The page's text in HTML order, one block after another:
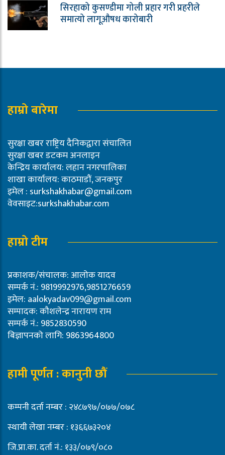
सिरहाको कुसण्डीमा गोली प्रहार गरी प्रहरीले
समात्यो लागूऔषध कारोबारी
हाम्रो बारेमा
सुरक्षा खबर राष्ट्रिय दैनिकद्वारा संचालित
सुरक्षा खबर डटकम अनलाइन
केन्द्रिय कार्यालय: लहान नगरपालिका
शाखा कार्यालय: काठमाडौं, जनकपुर
इमेल : surkshakhabar@gmail.com
वेवसाइट:surkshakhabar.com
हाम्रो टीम
प्रकाशक/संचालक: आलोक यादव
सम्पर्क नं.: 9819992976,9851276659
इमेल: aalokyadav099@gmail.com
सम्पादक: कौशलेन्द्र नारायण राम
सम्पर्क नं.: 9852830590
बिज्ञापनको लागि: 9863964800
हामी पूर्णत : कानुनी छौं
कम्पनी दर्ता नम्बर : २४८७९७/०७७/०७८
स्थायी लेखा नम्बर : १३६६७३२०४
जि.प्रा.का. दर्ता नं.: १३३/०७९/०८०